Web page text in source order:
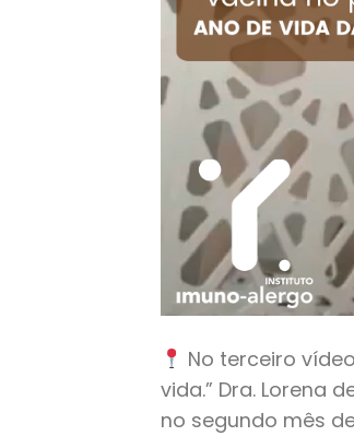
No terceiro
vida.” Dra. Lorena
no segundo mês